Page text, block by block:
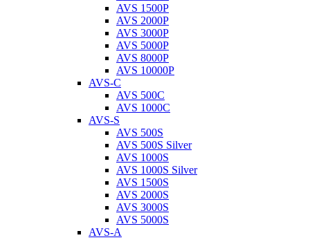
AVS 1500P
AVS 2000P
AVS 3000P
AVS 5000P
AVS 8000P
AVS 10000P
AVS-C
AVS 500C
AVS 1000C
AVS-S
AVS 500S
AVS 500S Silver
AVS 1000S
AVS 1000S Silver
AVS 1500S
AVS 2000S
AVS 3000S
AVS 5000S
AVS-A